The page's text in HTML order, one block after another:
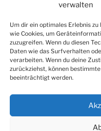
verwalten
Um dir ein optimales Erlebnis
wie Cookies, um
zuzugreifen. Wenn du diesen
Daten wie das Surfverhalten
verarbeiten. Wenn du deine
zurückziehst, können
beeinträchtigt werden.
www.thkraemer.de
www.tosuverbindet.de